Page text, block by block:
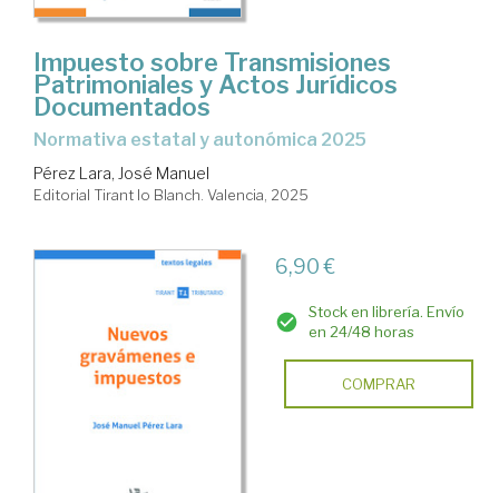
Impuesto sobre Transmisiones
Patrimoniales y Actos Jurídicos
Documentados
Normativa estatal y autonómica 2025
Pérez Lara, José Manuel
Editorial Tirant lo Blanch. Valencia, 2025
6,90 €
Stock en librería. Envío
en 24/48 horas
COMPRAR